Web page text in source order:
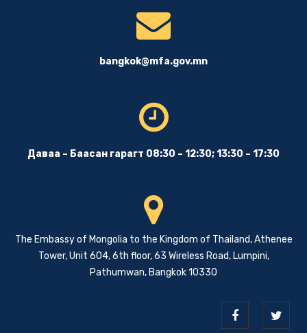
bangkok@mfa.gov.mn
Даваа – Баасан гарагт 08:30 – 12:30; 13:30 – 17:30
The Embassy of Mongolia to the Kingdom of Thailand, Athenee
Tower, Unit 604, 6th floor, 63 Wireless Road, Lumpini,
Pathumwan, Bangkok 10330